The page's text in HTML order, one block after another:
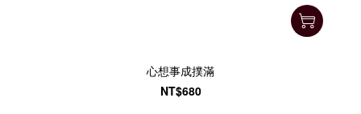
心想事成撲滿
NT$680